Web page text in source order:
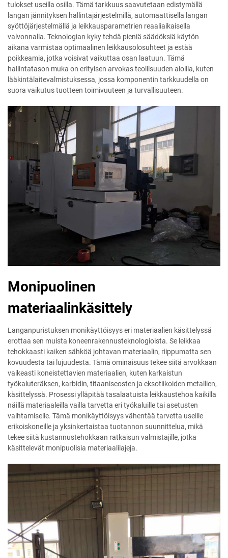
tulokset useilla osilla. Tämä tarkkuus saavutetaan edistymällä
langan jännityksen hallintajärjestelmillä, automaattisella langan
syöttöjärjestelmällä ja leikkausparametrien reaaliaikaisella
valvonnalla. Teknologian kyky tehdä pieniä säädöksiä käytön
aikana varmistaa optimaalinen leikkausolosuhteet ja estää
poikkeamia, jotka voisivat vaikuttaa osan laatuun. Tämä
hallintatason muka on erityisen arvokas teollisuuden aloilla, kuten
lääkintälaitevalmistuksessa, jossa komponentin tarkkuudella on
suora vaikutus tuotteen toimivuuteen ja turvallisuuteen.
Monipuolinen
materiaalinkäsittely
Langanpuristuksen monikäyttöisyys eri materiaalien käsittelyssä
erottaa sen muista koneenrakennusteknologioista. Se leikkaa
tehokkaasti kaiken sähköä johtavan materiaalin, riippumatta sen
kovuudesta tai lujuudesta. Tämä ominaisuus tekee siitä arvokkaan
vaikeasti koneistettavien materiaalien, kuten karkaistun
työkaluteräksen, karbidin, titaaniseosten ja eksotiikoiden metallien,
käsittelyssä. Prosessi ylläpitää tasalaatuista leikkaustehoa kaikilla
näillä materiaaleilla vailla tarvetta eri työkaluille tai asetusten
vaihtamiselle. Tämä monikäyttöisyys vähentää tarvetta useille
erikoiskoneille ja yksinkertaistaa tuotannon suunnittelua, mikä
tekee siitä kustannustehokkaan ratkaisun valmistajille, jotka
käsittelevät monipuolisia materiaalilajeja.